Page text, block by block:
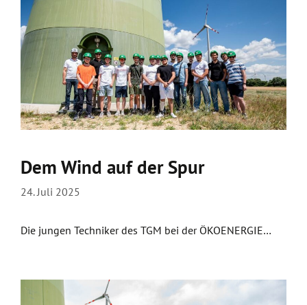
Dem Wind auf der Spur
24. Juli 2025
Die jungen Techniker des TGM bei der ÖKOENERGIE…